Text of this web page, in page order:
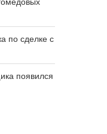
по сделке с
появился